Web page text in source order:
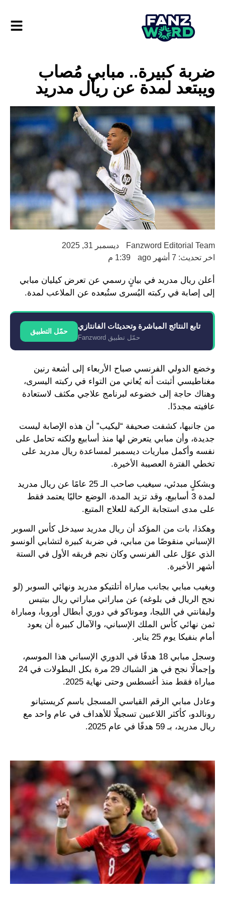
ضربة كبيرة.. مبابي مُصاب
ويبتعد لمدة عن ريال مدريد
Fanzword Editorial Team
ديسمبر 31, 2025
اخر تحديث: 7 أشهر ago
1:39 م
أعلن ريال مدريد في بيانٍ رسمي عن تعرض كيليان مبابي
إلى إصابة في ركبته اليُسرى ستُبعده عن الملاعب لمدة.
تابع النتائج المباشرة وتحديثات الفانتازي
حمّل تطبيق Fanzword
حمّل التطبيق
وخضع الدولي الفرنسي صباح الأربعاء إلى أشعة رنين
مغناطيسي أثبتت أنه يُعاني من التواء في ركبته اليسرى،
وهناك حاجة إلى خضوعه لبرنامج علاجي مكثف لاستعادة
عافيته مجددًا.
من جانبها، كشفت صحيفة “ليكيب” أن هذه الإصابة ليست
جديدة، وأن مبابي يتعرض لها منذ أسابيع ولكنه تحامل على
نفسه وأكمل مباريات ديسمبر لمساعدة ريال مدريد على
تخطي الفترة العصيبة الأخيرة.
وبشكلٍ مبدئي، سيغيب صاحب الـ 25 عامًا عن ريال مدريد
لمدة 3 أسابيع، وقد تزيد المدة، الوضع حاليًا يعتمد فقط
على مدى استجابة الركبة للعلاج المتبع.
وهكذا، بات من المؤكد أن ريال مدريد سيدخل كأس السوبر
الإسباني منقوصًا من مبابي، في ضربة كبيرة لتشابي ألونسو
الذي عوّل على الفرنسي وكان نجم فريقه الأول في الستة
أشهر الأخيرة.
ويغيب مبابي بجانب مباراة أتلتيكو مدريد ونهائي السوبر (لو
نجح الريال في بلوغه) عن مباراتي مباراتي ريال بيتيس
وليفانتي في الليجا، وموناكو في دوري أبطال أوروبا، ومباراة
ثمن نهائي كأس الملك الإسباني، والآمال كبيرة أن يعود
أمام بنفيكا يوم 25 يناير.
وسجل مبابي 18 هدفًا في الدوري الإسباني هذا الموسم،
وإجمالًا نجح في هز الشباك 29 مرة بكل البطولات في 24
مباراة فقط منذ أغسطس وحتى نهاية 2025.
وعادل مبابي الرقم القياسي المسجل باسم كريستيانو
رونالدو، كأكثر اللاعبين تسجيلًا للأهداف في عام واحد مع
ريال مدريد، بـ 59 هدفًا في عام 2025.